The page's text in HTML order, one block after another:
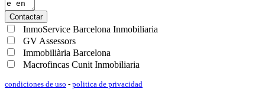
Contactar
InmoService Barcelona Inmobiliaria
GV Assessors
Immobiliària Barcelona
Macrofincas Cunit Inmobiliaria
condiciones de uso - politica de privacidad